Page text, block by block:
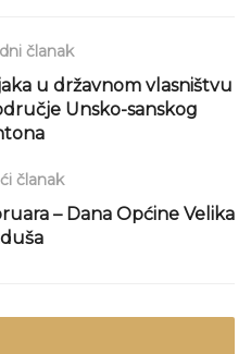
članak
u državnom vlasništvu
Unsko-sanskog
članak
– Dana Općine Velika